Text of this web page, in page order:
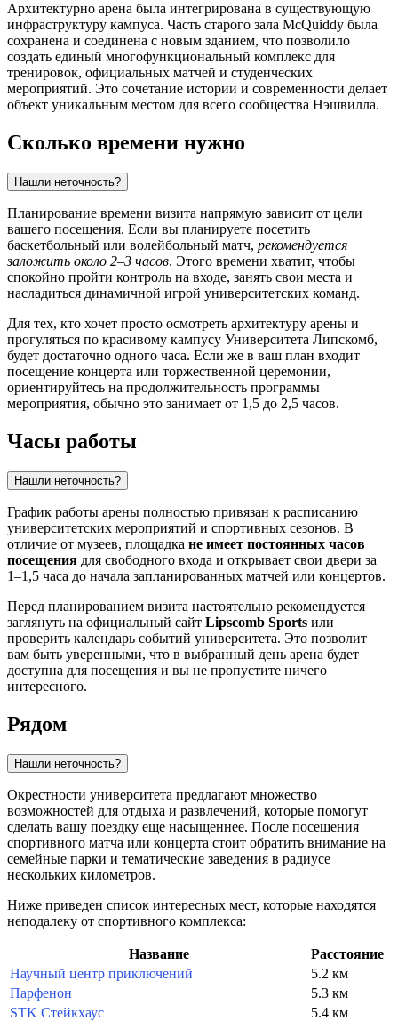
Архитектурно арена была интегрирована в существующую
инфраструктуру кампуса. Часть старого зала McQuiddy была
сохранена и соединена с новым зданием, что позволило
создать единый многофункциональный комплекс для
тренировок, официальных матчей и студенческих
мероприятий. Это сочетание истории и современности делает
объект уникальным местом для всего сообщества Нэшвилла.
Сколько времени нужно
Нашли неточность?
Планирование времени визита напрямую зависит от цели
вашего посещения. Если вы планируете посетить
баскетбольный или волейбольный матч, рекомендуется
заложить около 2–3 часов. Этого времени хватит, чтобы
спокойно пройти контроль на входе, занять свои места и
насладиться динамичной игрой университетских команд.
Для тех, кто хочет просто осмотреть архитектуру арены и
прогуляться по красивому кампусу Университета Липскомб,
будет достаточно одного часа. Если же в ваш план входит
посещение концерта или торжественной церемонии,
ориентируйтесь на продолжительность программы
мероприятия, обычно это занимает от 1,5 до 2,5 часов.
Часы работы
Нашли неточность?
График работы арены полностью привязан к расписанию
университетских мероприятий и спортивных сезонов. В
отличие от музеев, площадка не имеет постоянных часов
посещения для свободного входа и открывает свои двери за
1–1,5 часа до начала запланированных матчей или концертов.
Перед планированием визита настоятельно рекомендуется
заглянуть на официальный сайт Lipscomb Sports или
проверить календарь событий университета. Это позволит
вам быть уверенными, что в выбранный день арена будет
доступна для посещения и вы не пропустите ничего
интересного.
Рядом
Нашли неточность?
Окрестности университета предлагают множество
возможностей для отдыха и развлечений, которые помогут
сделать вашу поездку еще насыщеннее. После посещения
спортивного матча или концерта стоит обратить внимание на
семейные парки и тематические заведения в радиусе
нескольких километров.
Ниже приведен список интересных мест, которые находятся
неподалеку от спортивного комплекса:
Название
Расстояние
Научный центр приключений
5.2 км
Парфенон
5.3 км
STK Стейкхаус
5.4 км